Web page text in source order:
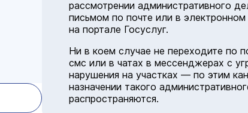
рассмотрении административного
письмом по почте или в
на портале Госуслуг.
Ни в коем случае не переходите по
смс или в чатах в мессенджерах с
нарушения на участках — по этим
назначении такого
распространяются.